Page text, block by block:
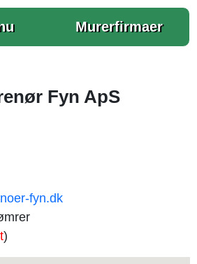
Murerfirmaer
Fyn ApS
fyn.dk
)